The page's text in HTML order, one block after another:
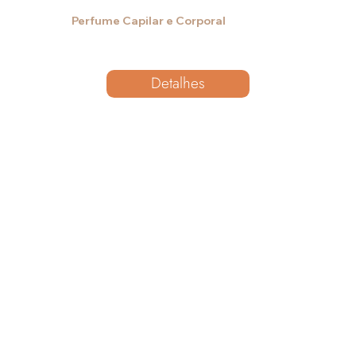
Perfume Capilar e Corporal
Detalhes